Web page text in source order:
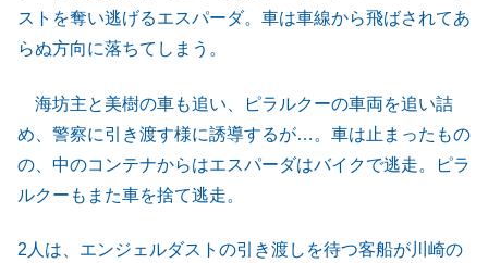
ストを奪い逃げるエスパーダ。車は車線から飛ばされてあ
らぬ方向に落ちてしまう。
海坊主と美樹の車も追い、ピラルクーの車両を追い詰
め、警察に引き渡す様に誘導するが…。車は止まったもの
の、中のコンテナからはエスパーダはバイクで逃走。ピラ
ルクーもまた車を捨て逃走。
2人は、エンジェルダストの引き渡しを待つ客船が川崎の